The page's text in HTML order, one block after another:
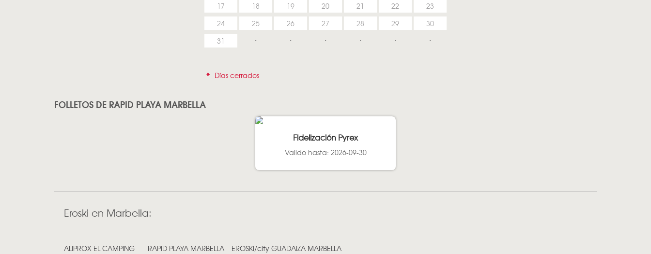
17
18 19 20 21 22
23
24
25 26 27 28 29
30
31
* Días cerrados
FOLLETOS DE RAPID PLAYA MARBELLA
Fidelización Pyrex
Valido hasta: 2026-09-30
Eroski en Marbella:
ALIPROX EL CAMPING RAPID PLAYA MARBELLA EROSKI/city GUADAIZA MARBELLA